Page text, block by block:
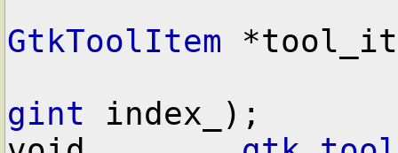
GtkToolItem
gint index_);